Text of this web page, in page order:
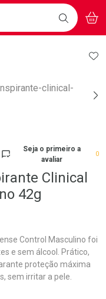
Exclusivas!
BAIXE
O APP
BUSCAR
Seja o primeiro a
avaliar
0
Clinical
42g
Control Masculino foi
e sem álcool. Prático,
proteção máxima
sem irritar a pele.